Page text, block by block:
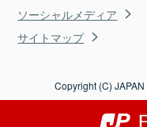
ソーシャルメディア
サイトマップ
Copyright (C)